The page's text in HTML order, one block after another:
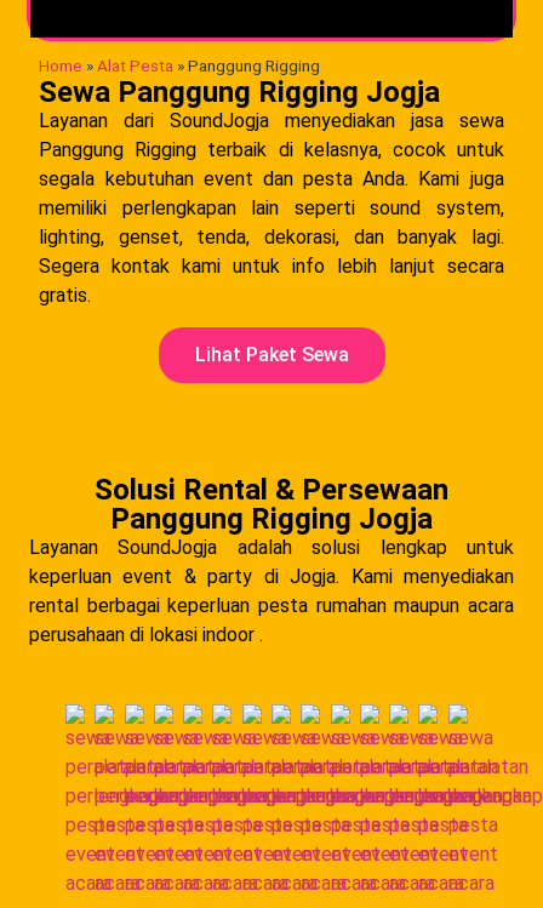
Home »Alat Pesta »Panggung Rigging
Sewa Panggung Rigging Jogja
Layanan dari SoundJogja menyediakan jasa sewa
Panggung Rigging terbaik di kelasnya, cocok untuk
segala kebutuhan event dan pesta Anda. Kami juga
memiliki perlengkapan lain seperti sound system,
lighting, genset, tenda, dekorasi, dan banyak lagi.
Segera kontak kami untuk info lebih lanjut secara
gratis.
Lihat Paket Sewa
Solusi Rental & Persewaan
Panggung Rigging Jogja
Layanan SoundJogja adalah solusi lengkap untuk
keperluan event & party di Jogja. Kami menyediakan
rental berbagai keperluan pesta rumahan maupun acara
perusahaan di lokasi indoor .